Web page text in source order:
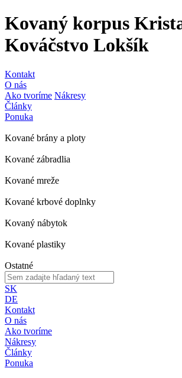
Kovaný korpus
Kováčstvo Lokšík
Kontakt
O nás
Ako tvoríme Nákresy
Články
Ponuka
Kované brány a ploty
Kované zábradlia
Kované mreže
Kované krbové doplnky
Kovaný nábytok
Kované plastiky
Ostatné
SK
DE
Kontakt
O nás
Ako tvoríme
Nákresy
Články
Ponuka